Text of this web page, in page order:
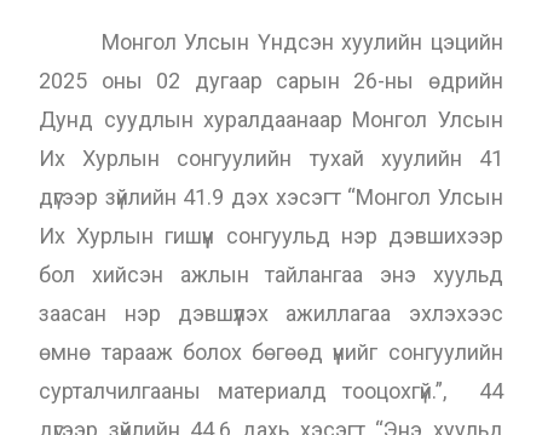
Монгол Улсын Үндсэн хуулийн цэцийн
2025 оны 02 дугаар сарын 26-ны өдрийн
Дунд суудлын хуралдаанаар Монгол Улсын
Их Хурлын сонгуулийн тухай хуулийн 41
дүгээр зүйлийн 41.9 дэх хэсэгт “Монгол Улсын
Их Хурлын гишүүн сонгуульд нэр дэвшихээр
бол хийсэн ажлын тайлангаа энэ хуульд
заасан нэр дэвшүүлэх ажиллагаа эхлэхээс
өмнө тарааж болох бөгөөд үүнийг сонгуулийн
сурталчилгааны материалд тооцохгүй.”, 44
дүгээр зүйлийн 44.6 дахь хэсэгт “Энэ хуульд